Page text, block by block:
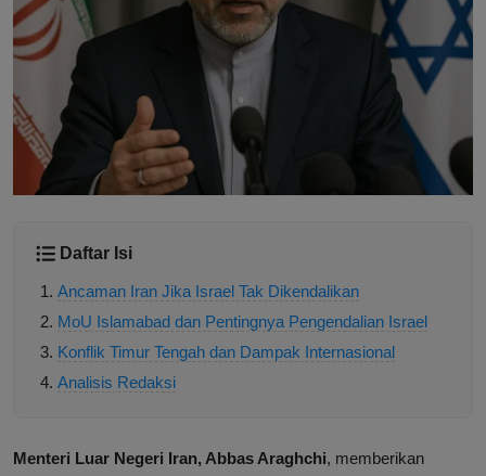
Daftar Isi
Ancaman Iran Jika Israel Tak Dikendalikan
MoU Islamabad dan Pentingnya Pengendalian Israel
Konflik Timur Tengah dan Dampak Internasional
Analisis Redaksi
Menteri Luar Negeri Iran, Abbas Araghchi, memberikan